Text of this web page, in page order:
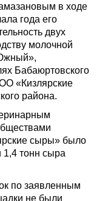
в ходе
года его
двух
молочной
Бабаюртовского
«Кизлярские
района.
сыры» было
1,4 тонн сыра
по заявленным
не были